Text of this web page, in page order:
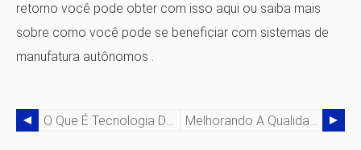
retorno você pode obter com isso aqui ou saiba mais
sobre como você pode se beneficiar com sistemas de
manufatura autônomos .
O Que É Tecnologia De Uso Geral? Melhorando A Qualidade Do Seu Processo De Pintura Industrial